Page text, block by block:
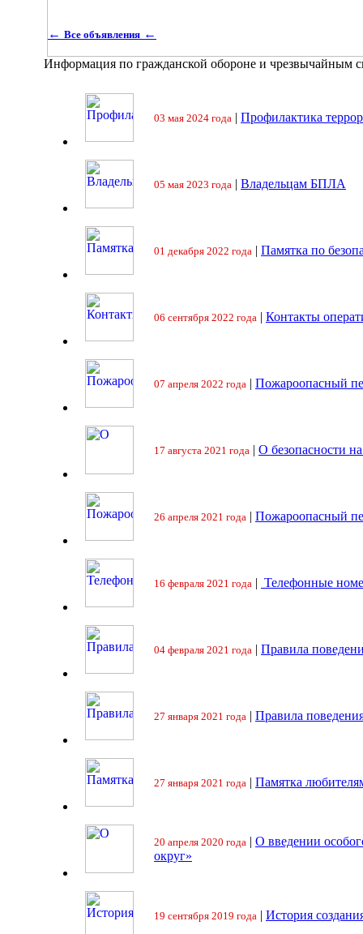
← Все объявления ←
Информация по гражданской обороне и чрезвычайным
03 мая 2024 года | Профилактика
05 мая 2023 года | Владельцам БПЛА
01 декабря 2022 года | Памятка по
06 сентября 2022 года | Контакты
07 апреля 2022 года | Пожароопасный
17 августа 2021 года | О безопасности
26 апреля 2021 года | Пожароопасный
16 февраля 2021 года | Телефонные
04 февраля 2021 года | Правила
27 января 2021 года | Правила
27 января 2021 года | Памятка
20 апреля 2020 года | О введении
округ»
19 сентября 2019 года | История